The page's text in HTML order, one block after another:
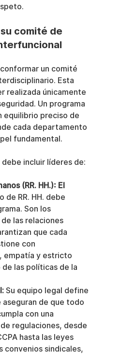
comité de
un comité
Esta
realizada únicamente
Un programa
equilibrio preciso de
cada departamento
fundamental.
incluir líderes de:
(RR. HH.): El
de RR. HH. debe
Son los
las relaciones
que cada
con
empatía y estricto
las políticas de la
Su equipo legal define
aseguran de que todo
con una
regulaciones, desde
hasta las leyes
convenios sindicales,